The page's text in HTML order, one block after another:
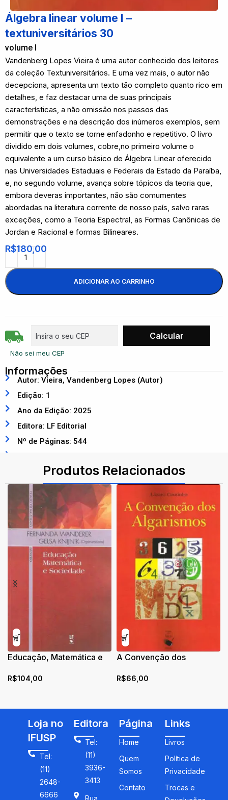
Álgebra linear volume I –
textuniversitários 30
volume I
Vandenberg Lopes Vieira é uma autor conhecido dos leitores
da coleção Textuniversitários. E uma vez mais, o autor não
decepciona, apresenta um texto tão completo quanto rico em
detalhes, e faz destacar uma de suas principais
características, a não omissão nos passos das
demonstrações e na descrição dos inúmeros exemplos, sem
permitir que o texto se torne enfadonho e repetitivo. O livro
dividido em dois volumes, cobre,no primeiro volume o
equivalente a um curso básico de Álgebra Linear oferecido
nas Universidades Estaduais e Federais da Estado da Paraíba,
e, no segundo volume, avança sobre tópicos da teoria que,
embora deveras importantes, não são comumentes
abordadas na literatura corrente de nosso país, salvo raras
exceções, como a Teoria Espectral, as Formas Canônicas de
Jordan e Racional e formas Bilineares.
R$180,00
ADICIONAR AO CARRINHO
Não sei meu CEP
Informações
Autor: Vieira, Vandenberg Lopes (Autor)
Edição: 1
Ano da Edição: 2025
Editora: LF Editorial
Nº de Páginas: 544
Produtos Relacionados
Educação, Matemática e
R$104,00
A Convenção dos
R$66,00
Loja no
IFUSP
Tel:
(11)
2648-
6666
Editora
Tel:
(11)
3936-
3413
Rua
Página
Home
Quem
Somos
Contato
Links
Livros
Política de
Privacidade
Trocas e